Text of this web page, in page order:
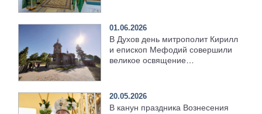
01.06.2026
В Духов день митрополит Кирилл
и епископ Мефодий совершили
великое освящение
20.05.2026
В канун праздника Вознесения